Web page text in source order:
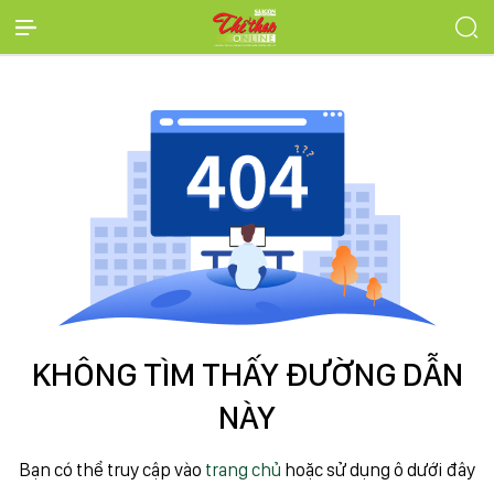
KHÔNG TÌM THẤY ĐƯỜNG DẪN
NÀY
Bạn có thể truy cập vào trang chủ hoặc sử dụng ô dưới đây